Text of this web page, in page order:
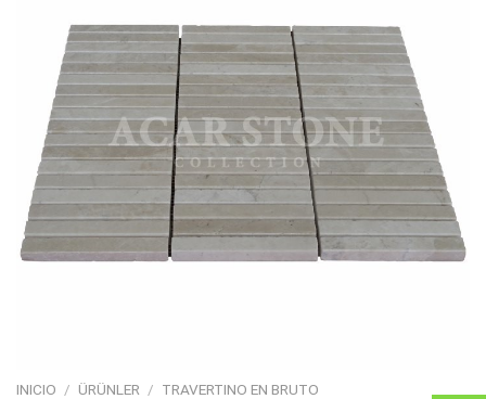
INICIO / ÜRÜNLER / TRAVERTINO EN BRUTO